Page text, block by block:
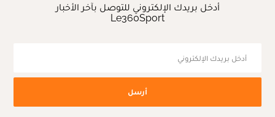
أدخل بريدك الإلكتروني للتوصل بآخر الأخبار
Le360Sport
أرسل